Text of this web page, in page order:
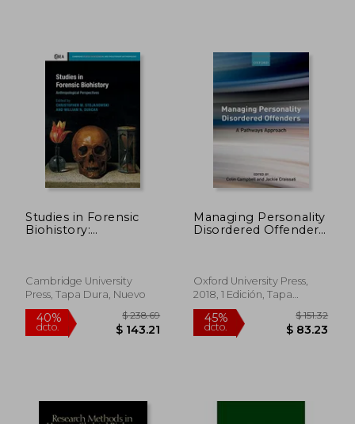
Studies in Forensic
Biohistory:
Biological and
Evolutionary
Cambridge University
Press, Tapa Dura, Nuevo
Managing Personality
Disordered Offenders:
Oxford University Press,
2018, 1 Edición, Tapa
Blanda, Nuevo